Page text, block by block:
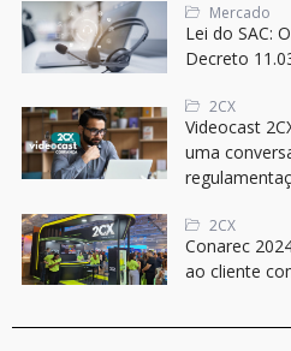
Mercado
Lei do SAC:
Decreto
2CX
Videocast
uma
2CX
Conarec
ao cliente